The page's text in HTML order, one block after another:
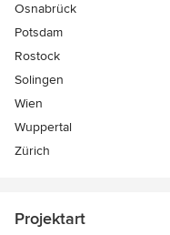
Osnabrück
Potsdam
Rostock
Solingen
Wien
Wuppertal
Zürich
Projektart